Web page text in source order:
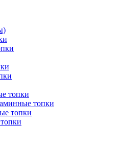
топки
топки
топки